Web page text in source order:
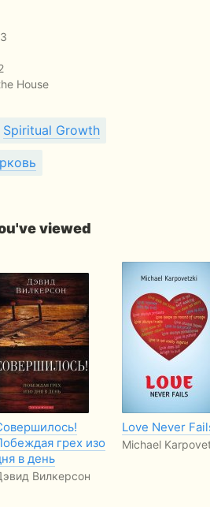
House
Spiritual Growth
viewed
грех изо
в день
Вилкерсон
Love Never
Michael